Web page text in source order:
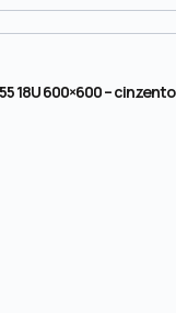
18U 600×600 – cinzento